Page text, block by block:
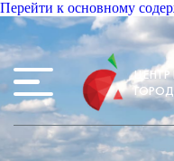
Перейти к основному
ЦЕНТР